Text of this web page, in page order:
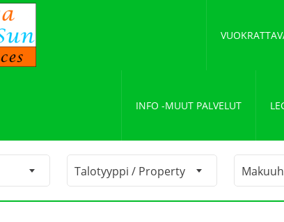
INFO -MUUT PALVELUT